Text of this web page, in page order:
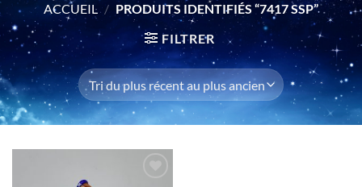
ACCUEIL / PRODUITS IDENTIFIÉS “7417 SSP”
FILTRER